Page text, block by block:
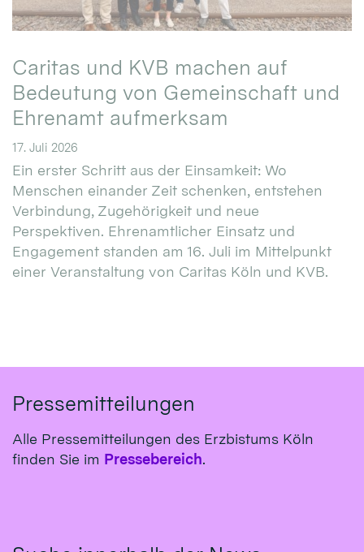
Caritas und KVB machen auf
Bedeutung von Gemeinschaft und
Ehrenamt aufmerksam
17. Juli 2026
Ein erster Schritt aus der Einsamkeit: Wo
Menschen einander Zeit schenken, entstehen
Verbindung, Zugehörigkeit und neue
Perspektiven. Ehrenamtlicher Einsatz und
Engagement standen am 16. Juli im Mittelpunkt
einer Veranstaltung von Caritas Köln und KVB.
Pressemitteilungen
Alle Pressemitteilungen des Erzbistums Köln
finden Sie im Pressebereich.